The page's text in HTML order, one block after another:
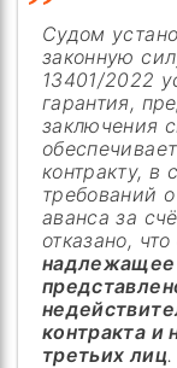
Судом
законную
13401/2022
гарантия,
заключения
контракту, в
требований
аванса за
отказано, что
надлежащее
контракта и
третьих лиц.